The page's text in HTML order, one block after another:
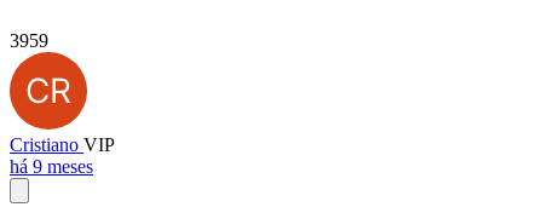
3959
Cristiano VIP
há 9 meses